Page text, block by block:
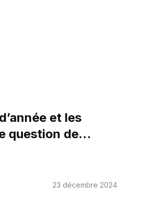
et les
question de
23 décembre 2024